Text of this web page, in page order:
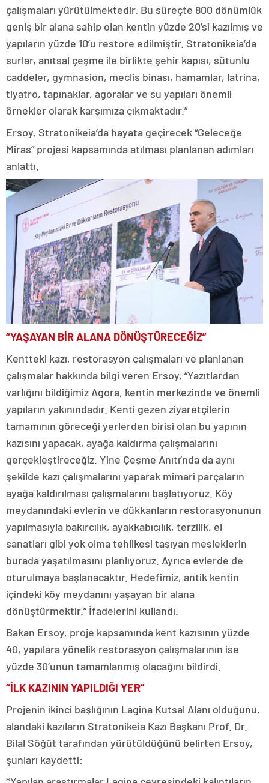
çalışmaları yürütülmektedir. Bu süreçte 800 dönümlük
geniş bir alana sahip olan kentin yüzde 20’si kazılmış ve
yapıların yüzde 10’u restore edilmiştir. Stratonikeia’da
surlar, anıtsal çeşme ile birlikte şehir kapısı, sütunlu
caddeler, gymnasion, meclis binası, hamamlar, latrina,
tiyatro, tapınaklar, agoralar ve su yapıları önemli
örnekler olarak karşımıza çıkmaktadır.”
Ersoy, Stratonikeia’da hayata geçirecek “Geleceğe
Miras” projesi kapsamında atılması planlanan adımları
anlattı.
“YAŞAYAN BİR ALANA DÖNÜŞTÜRECEĞİZ”
Kentteki kazı, restorasyon çalışmaları ve planlanan
çalışmalar hakkında bilgi veren Ersoy, “Yazıtlardan
varlığını bildiğimiz Agora, kentin merkezinde ve önemli
yapıların yakınındadır. Kenti gezen ziyaretçilerin
tamamının göreceği yerlerden birisi olan bu yapının
kazısını yapacak, ayağa kaldırma çalışmalarını
gerçekleştireceğiz. Yine Çeşme Anıtı’nda da aynı
şekilde kazı çalışmalarını yaparak mimari parçaların
ayağa kaldırılması çalışmalarını başlatıyoruz. Köy
meydanındaki evlerin ve dükkanların restorasyonunun
yapılmasıyla bakırcılık, ayakkabıcılık, terzilik, el
sanatları gibi yok olma tehlikesi taşıyan mesleklerin
burada yaşatılmasını planlıyoruz. Ayrıca evlerde de
oturulmaya başlanacaktır. Hedefimiz, antik kentin
içindeki köy meydanını yaşayan bir alana
dönüştürmektir.” İfadelerini kullandı.
Bakan Ersoy, proje kapsamında kent kazısının yüzde
40, yapılara yönelik restorasyon çalışmalarının ise
yüzde 30’unun tamamlanmış olacağını bildirdi.
“İLK KAZININ YAPILDIĞI YER”
Projenin ikinci başlığının Lagina Kutsal Alanı olduğunu,
alandaki kazıların Stratonikeia Kazı Başkanı Prof. Dr.
Bilal Söğüt tarafından yürütüldüğünü belirten Ersoy,
şunları kaydetti: